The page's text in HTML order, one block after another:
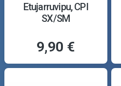
Etujarruvipu, CPI
SX/SM
9,90 €